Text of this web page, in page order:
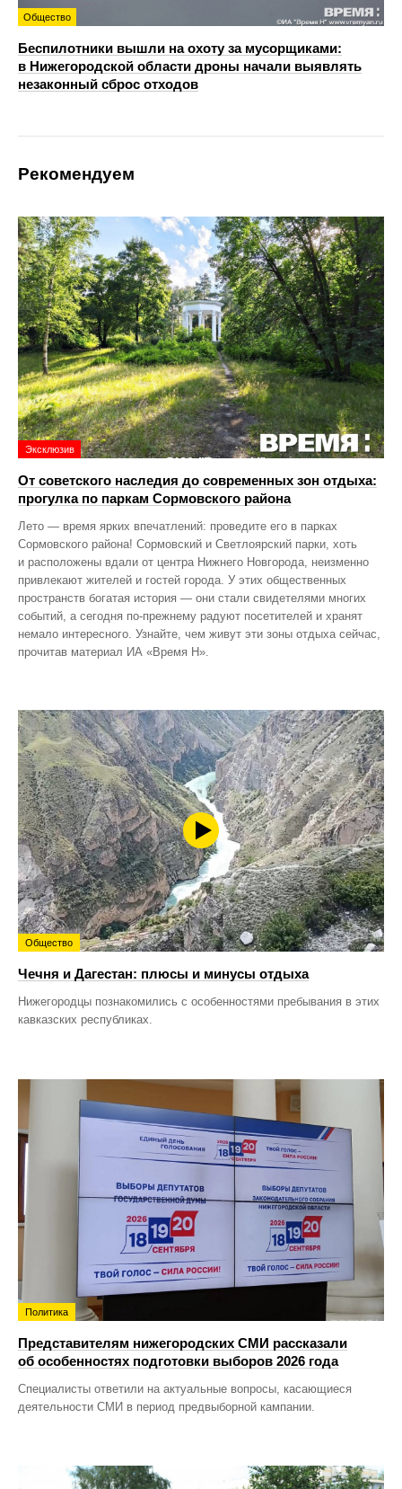
Общество
Беспилотники вышли на охоту за мусорщиками:
в Нижегородской области дроны начали выявлять
незаконный сброс отходов
Рекомендуем
Эксклюзив
От советского наследия до современных зон отдыха:
прогулка по паркам Сормовского района
Лето — время ярких впечатлений: проведите его в парках
Сормовского района! Сормовский и Светлоярский парки, хоть
и расположены вдали от центра Нижнего Новгорода, неизменно
привлекают жителей и гостей города. У этих общественных
пространств богатая история — они стали свидетелями многих
событий, а сегодня по‑прежнему радуют посетителей и хранят
немало интересного. Узнайте, чем живут эти зоны отдыха сейчас,
прочитав материал ИА «Время Н».
Общество
Чечня и Дагестан: плюсы и минусы отдыха
Нижегородцы познакомились с особенностями пребывания в этих
кавказских республиках.
Политика
Представителям нижегородских СМИ рассказали
об особенностях подготовки выборов 2026 года
Специалисты ответили на актуальные вопросы, касающиеся
деятельности СМИ в период предвыборной кампании.